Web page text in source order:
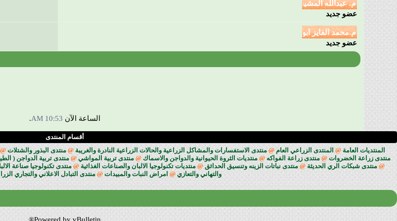
عضو جديد
عضو جديد
الساعة الآن 10:53 AM
.
أقسام المنتدى
المنتديات العامة @المنتدى الزراعي العام @منتدى الاستفسارات والمشاكل الزراعية والحالات الزراعية النادرة والغريبة @منتدى البذور والشتلات @
منتدى زراعة الخضروات @منتدى زراعة الفواكه @منتديات الثروة الحيوانية والدواجن والاسماك @منتدى تربية المواشي @منتدى تربية الدواجن (
@منتدى شبكات الري الحديثة @منتدى نباتات الزينه وتنسيق الحدائق @منتديات تكنولوجيا الالبان والصناعات الغذائية @منتدى تكنولوجيا صناعة
والتهاني والتعازي @امراض النبات والمبيدات @منتدى التبادل الاعلاني والتجاري